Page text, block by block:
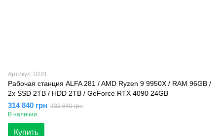
Артикул: 0281
Рабочая станция ALFA 281 / AMD Ryzen 9 9950X / RAM 96GB /
2x SSD 2TB / HDD 2TB / GeForce RTX 4090 24GB
314 840 грн 332 840 грн
В наличии
Купить